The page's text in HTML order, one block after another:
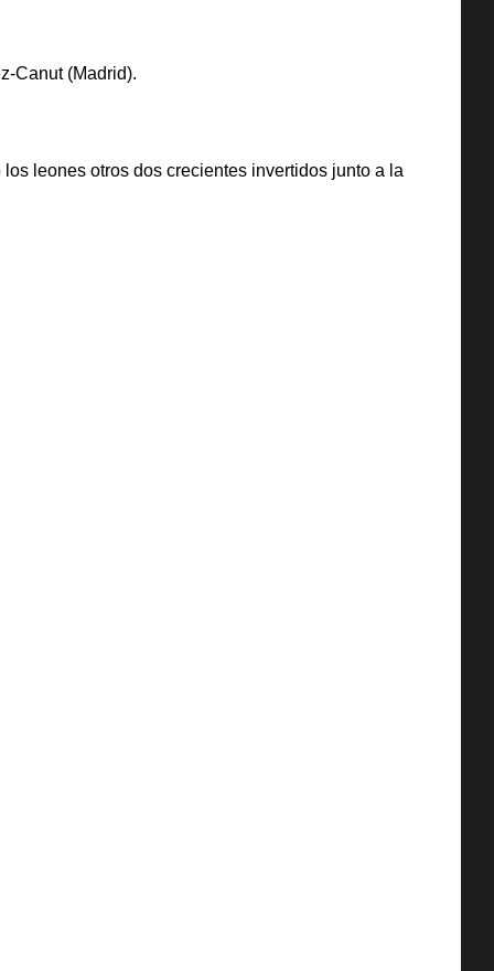
Canut (Madrid).
leones otros dos crecientes invertidos junto a la